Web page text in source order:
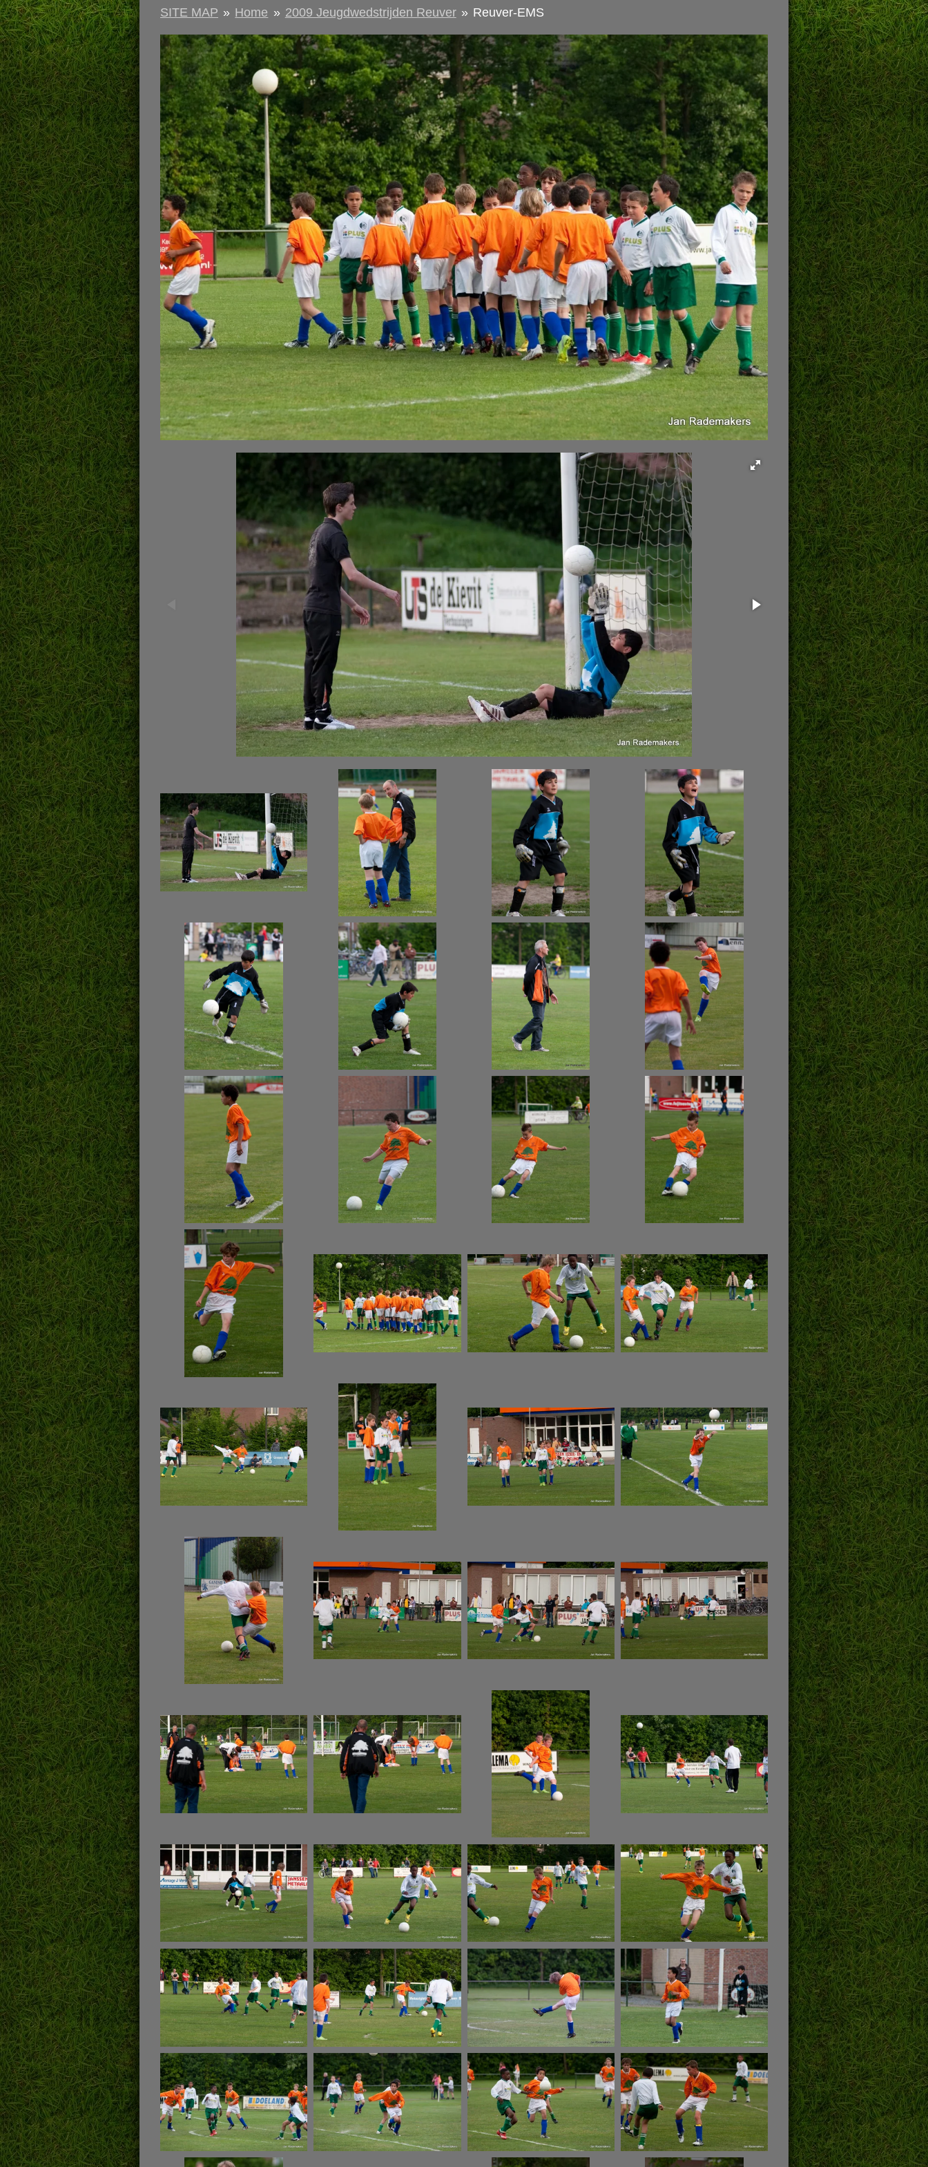
SITE MAP » Home » 2009 Jeugdwedstrijden Reuver » Reuver-EMS